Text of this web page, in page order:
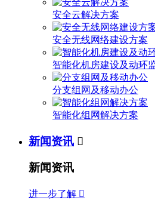
安全云解决方案
安全无线网络建设方案
智能化机房建设及动环
分支组网及移动办公
智能化组网解决方案
新闻资讯 
新闻资讯
进一步了解 